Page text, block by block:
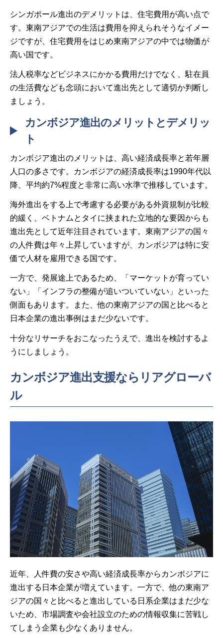
シンガポール進出のデメリットは、住宅費用が高い点で
す。東南アジアでの生活は費用を抑えられそうなイメー
ジですが、住宅費用をはじめ東南アジアの中では物価が
高い国です。
法人税率などビジネスにかかる費用だけでなく、駐在員
の生活費なども念頭において進出先として適切か判断し
ましょう。
カンボジア進出のメリットとデメリッ
ト
カンボジア進出のメリットは、高い経済成長率と若年層
人口の多さです。カンボジアの経済成長率は1990年代以
降、平均約7%程度と非常に高い水準で推移しています。
海外進出をする上で考慮する必要がある外資規制が比較
的緩く、ベトナムとタイに挟まれた立地的な要因からも
進出先として近年注目されています。東南アジアの国々
の人件費は年々上昇していますが、カンボジアは特に安
価で人材を雇用できる国です。
一方で、発展途上であるため、「マーケットが育ってい
ない」「インフラの整備が追いついていない」といった
側面もあります。また、他の東南アジアの国と比べると
日本企業の進出事例はまだ少ないです。
十分なリサーチをおこなったうえで、進出を検討するよ
うにしましょう。
カンボジア進出支援ならリアグローバ
ル
近年、人件費の安さや高い経済成長率からカンボジアに
進出する日本企業が増えています。一方で、他の東南ア
ジアの国々と比べると進出している日系企業はまだ少な
いため、市場調査や会社設立のための情報収集に苦戦し
てしまう企業も少なくありません。